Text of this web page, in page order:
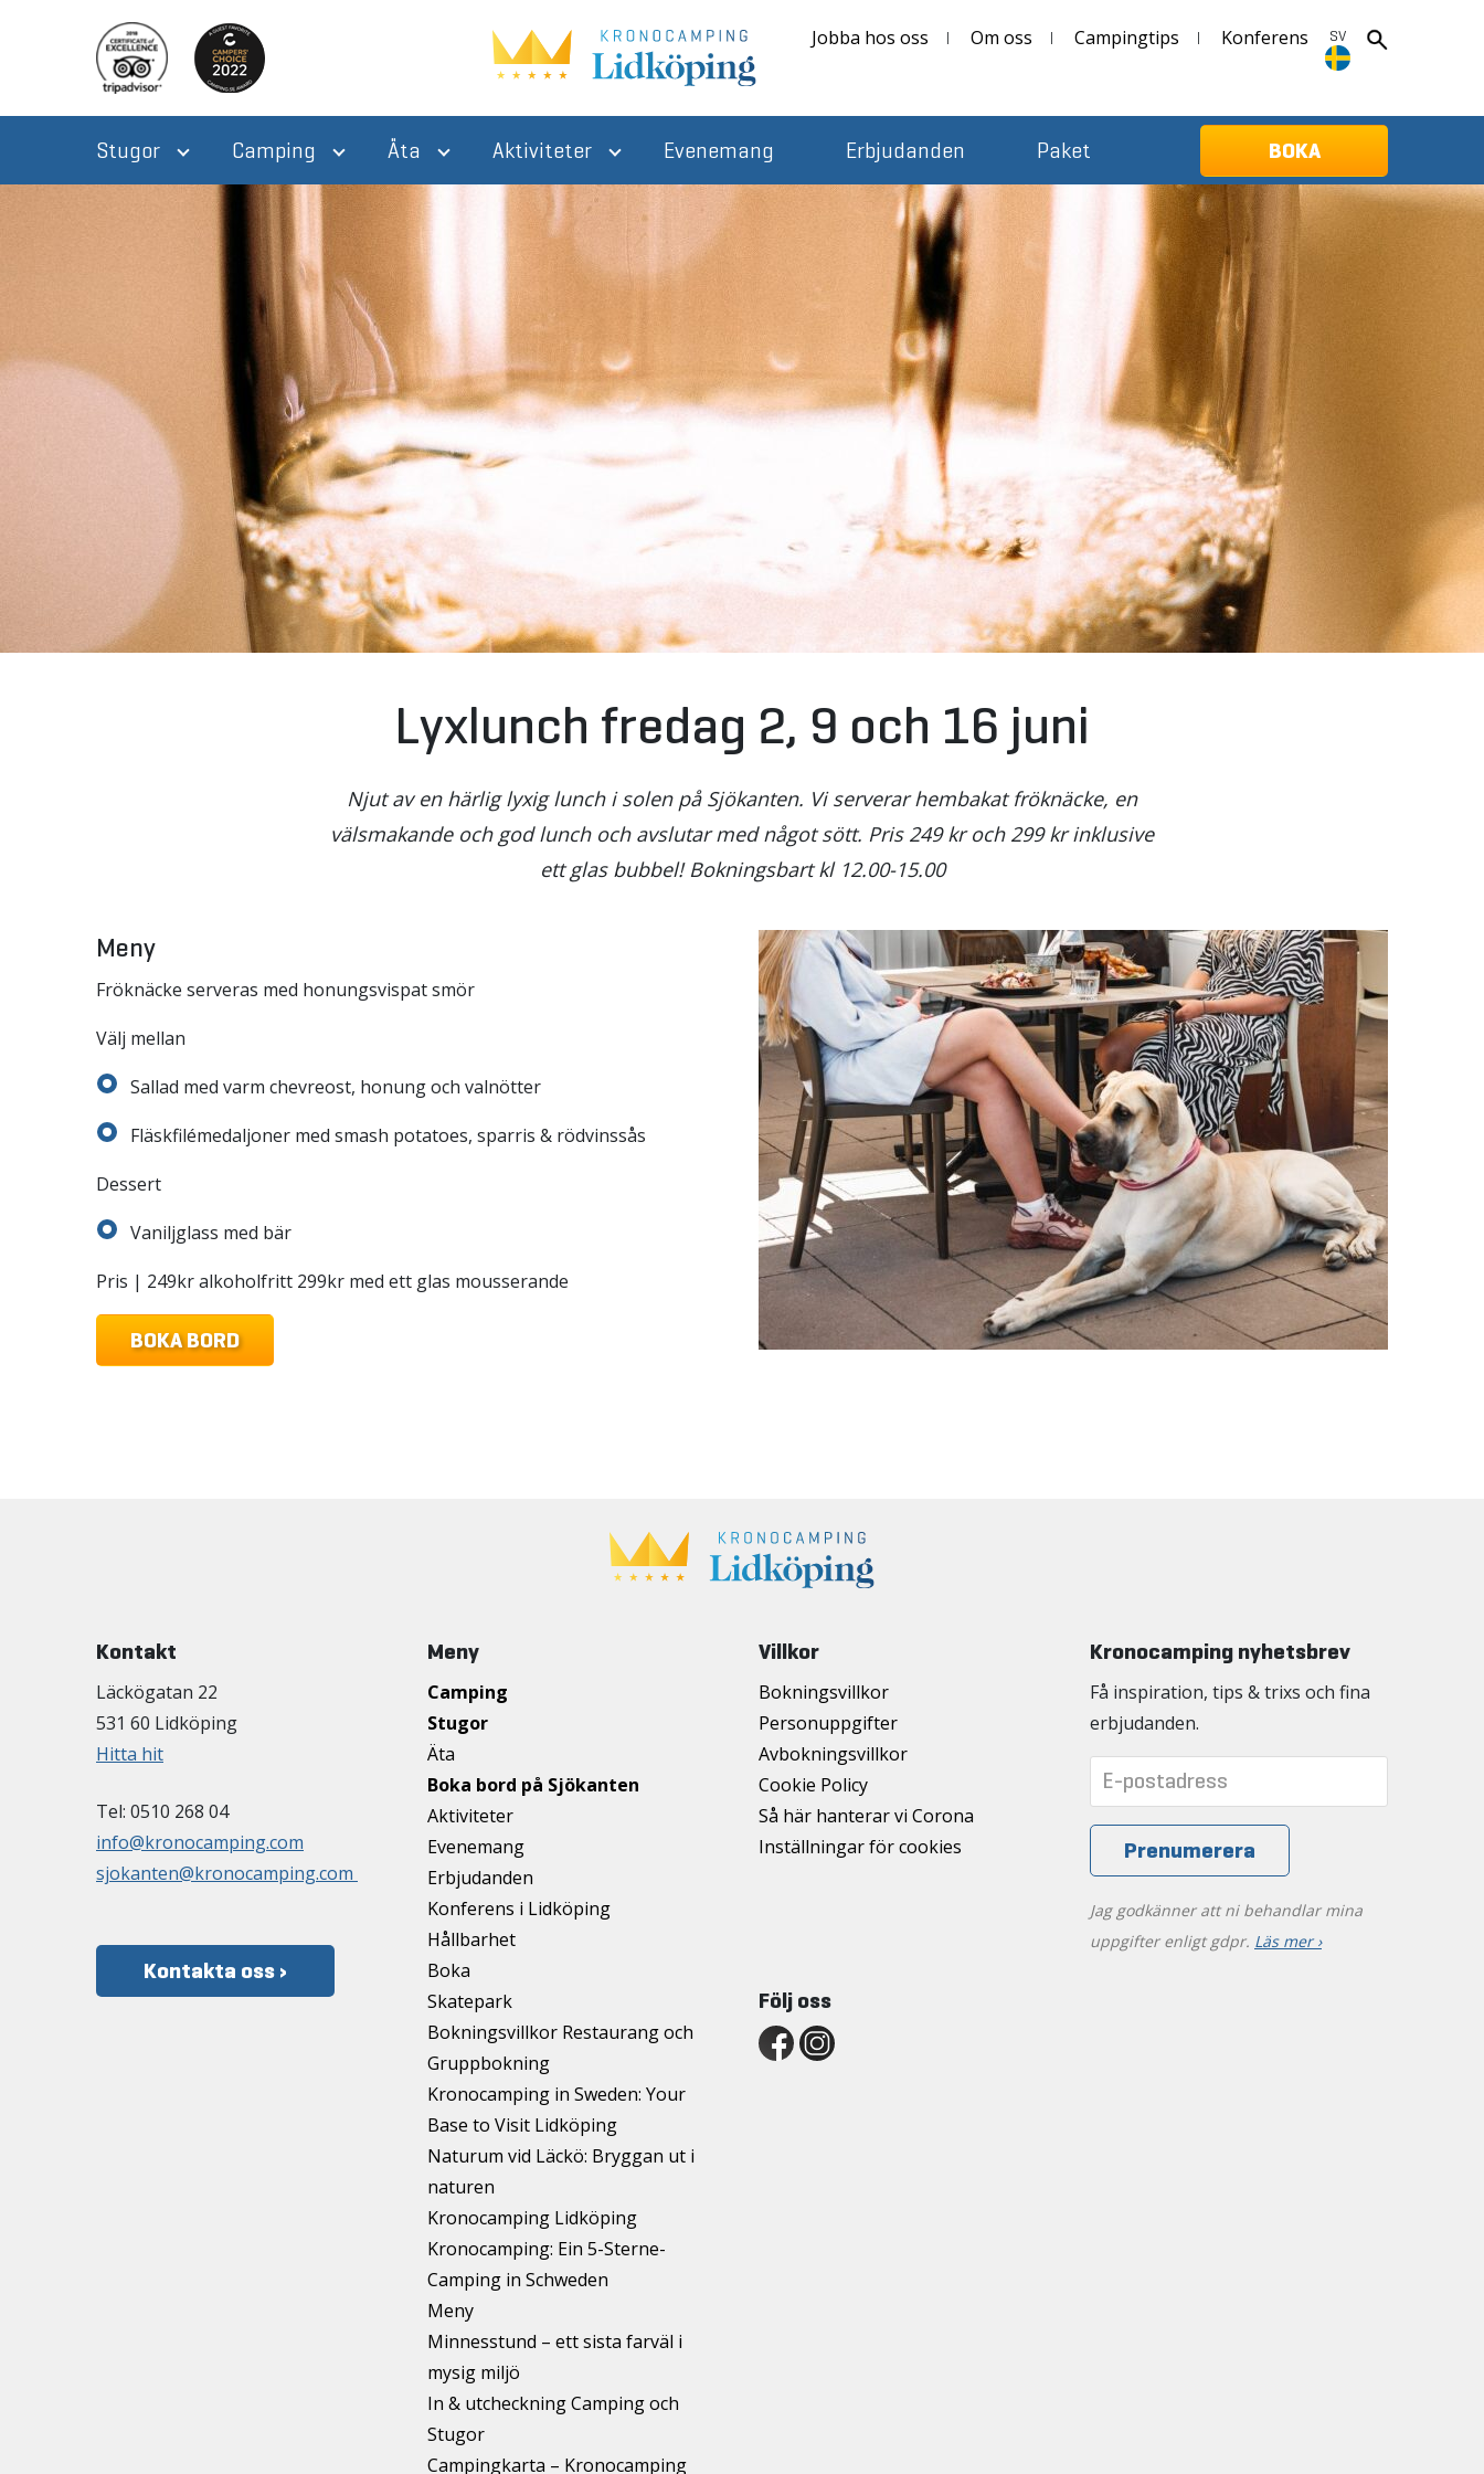
Jobba hos oss Om oss Campingtips Konferens SV
SV
Stugor Camping Äta Aktiviteter Evenemang Erbjudanden Paket BOKA
Lyxlunch fredag 2, 9 och 16 juni
Njut av en härlig lyxig lunch i solen på Sjökanten. Vi serverar hembakat fröknäcke, en
välsmakande och god lunch och avslutar med något sött. Pris 249 kr och 299 kr inklusive
ett glas bubbel! Bokningsbart kl 12.00-15.00
Meny
Fröknäcke serveras med honungsvispat smör
Välj mellan
Sallad med varm chevreost, honung och valnötter
Fläskfilémedaljoner med smash potatoes, sparris & rödvinssås
Dessert
Vaniljglass med bär
Pris | 249kr alkoholfritt 299kr med ett glas mousserande
BOKA BORD
Kontakt
Läckögatan 22
531 60 Lidköping
Hitta hit
Tel: 0510 268 04
info@kronocamping.com
sjokanten@kronocamping.com
Kontakta oss ›
Meny
Camping
Stugor
Äta
Boka bord på Sjökanten
Aktiviteter
Evenemang
Erbjudanden
Konferens i Lidköping
Hållbarhet
Boka
Skatepark
Bokningsvillkor Restaurang och
Gruppbokning
Kronocamping in Sweden: Your
Base to Visit Lidköping
Naturum vid Läckö: Bryggan ut i
naturen
Kronocamping Lidköping
Kronocamping: Ein 5-Sterne-
Camping in Schweden
Meny
Minnesstund – ett sista farväl i
mysig miljö
In & utcheckning Camping och
Stugor
Campingkarta – Kronocamping
Villkor
Bokningsvillkor
Personuppgifter
Avbokningsvillkor
Cookie Policy
Så här hanterar vi Corona
Inställningar för cookies
Följ oss
Kronocamping nyhetsbrev
Få inspiration, tips & trixs och fina
erbjudanden.
Jag godkänner att ni behandlar mina
uppgifter enligt gdpr. Läs mer ›